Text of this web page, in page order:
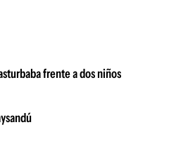
frente a dos niños